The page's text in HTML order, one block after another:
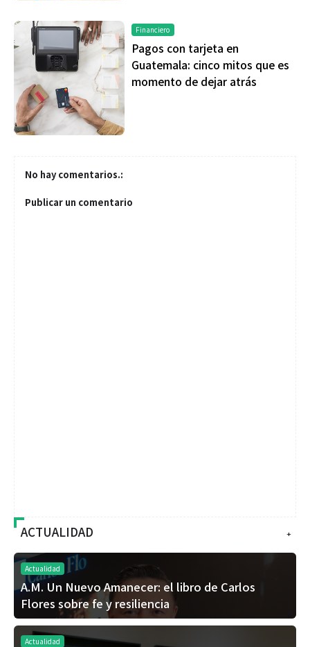
Financiero
Pagos con tarjeta en
Guatemala: cinco mitos que es
momento de dejar atrás
No hay comentarios.:
Publicar un comentario
+
ACTUALIDAD
Actualidad
A.M. Un Nuevo Amanecer: el libro de Carlos
Flores sobre fe y resiliencia
Actualidad